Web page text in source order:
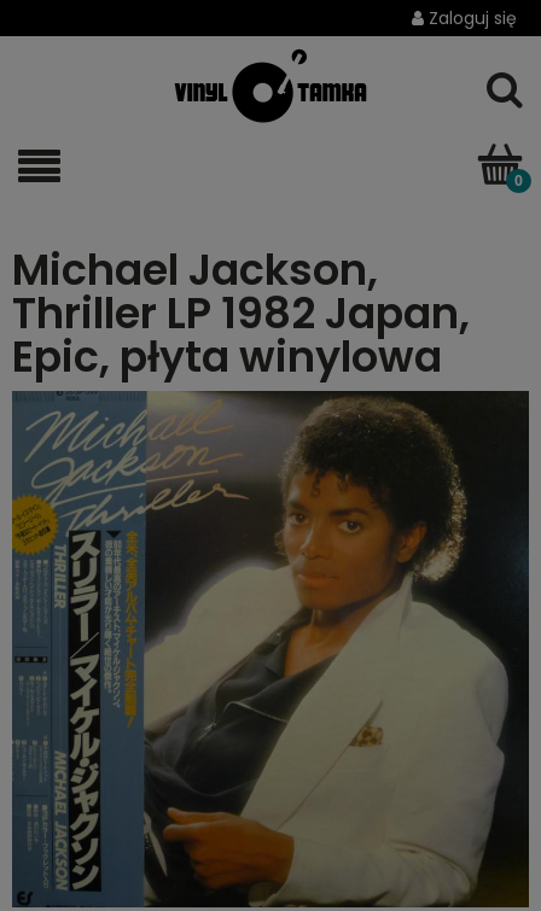
Zaloguj się
Michael Jackson,
Thriller LP 1982 Japan,
Epic, płyta winylowa